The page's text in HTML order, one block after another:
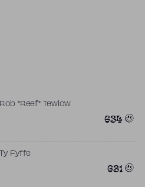
Rob "Reef" Tewlow
634
Ty Fyffe
631